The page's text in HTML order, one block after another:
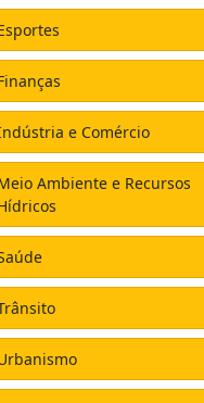
e Comércio
Ambiente e Recursos